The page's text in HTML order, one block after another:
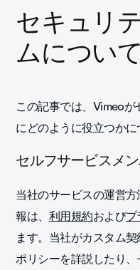
セキュリ
ムについて
この記事では、Vimeo
にどのように役立つかに
セルフサービスメ
当社のサービスの運営
報は、利用規約および
ます。 当社がカスタム
ポリシーを詳説したり